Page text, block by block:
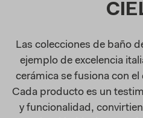
Las colecciones de baño
ejemplo de excelencia
cerámica se fusiona con
Cada producto es un
y funcionalidad,